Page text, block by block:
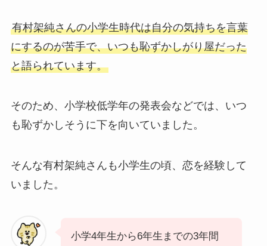
有村架純さんの小学生時代は自分の気持ちを言葉
にするのが苦手で、いつも恥ずかしがり屋だった
と語られています。
そのため、小学校低学年の発表会などでは、いつ
も恥ずかしそうに下を向いていました。
そんな有村架純さんも小学生の頃、恋を経験して
いました。
小学4年生から6年生までの3年間